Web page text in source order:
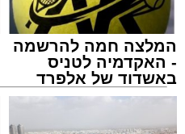
המלצה חמה להרשמה
- האקדמיה לטניס
באשדוד של אלפרד
קריאולנסקי - לילדים